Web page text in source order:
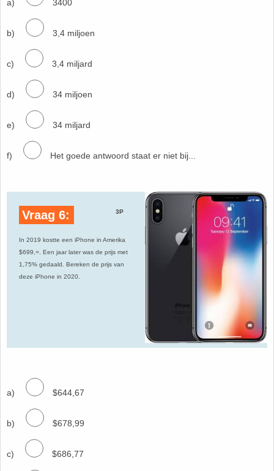
a) 3400
b) 3,4 miljoen
c) 3,4 miljard
d) 34 miljoen
e) 34 miljard
f) Het goede antwoord staat er niet bij...
3P
Vraag 6:
In 2019 kostte een iPhone in Amerika
$699,=. Een jaar later was de prijs met
1,75% gedaald. Bereken de prijs van
deze iPhone in 2020.
a) $644,67
b) $678,99
c) $686,77